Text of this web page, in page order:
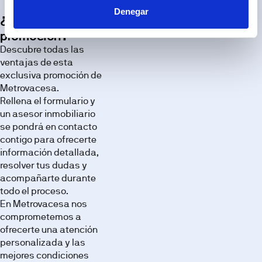
Denegar
¿Te interesa esta
promoción?
Descubre todas las
ventajas de esta
exclusiva promoción de
Metrovacesa.
Rellena el formulario y
un asesor inmobiliario
se pondrá en contacto
contigo para ofrecerte
información detallada,
resolver tus dudas y
acompañarte durante
todo el proceso.
En Metrovacesa nos
comprometemos a
ofrecerte una atención
personalizada y las
mejores condiciones
los
espacios
de esta
promoción
a través
de
nuestra
galería de
imágenes.